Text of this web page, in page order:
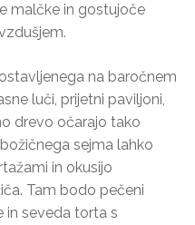
malčke in gostujoče
na baročnem
luči, prijetni paviljoni,
drevo očarajo tako
sejma lahko
in okusijo
Tam bodo pečeni
in seveda torta s